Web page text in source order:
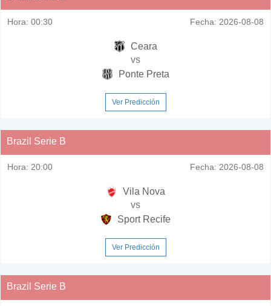
Hora: 00:30 Fecha: 2026-08-08
Ceara
vs
Ponte Preta
Ver Predicción
Brazil Serie B
Hora: 20:00 Fecha: 2026-08-08
Vila Nova
vs
Sport Recife
Ver Predicción
Brazil Serie B